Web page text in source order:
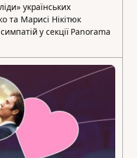
українських
та Марисі Нікітюк
у секції Panorama